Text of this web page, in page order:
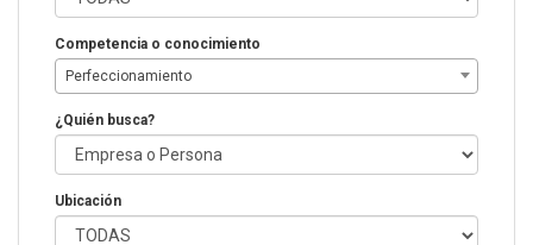
Competencia o conocimiento
Perfeccionamiento
¿Quién busca?
Ubicación